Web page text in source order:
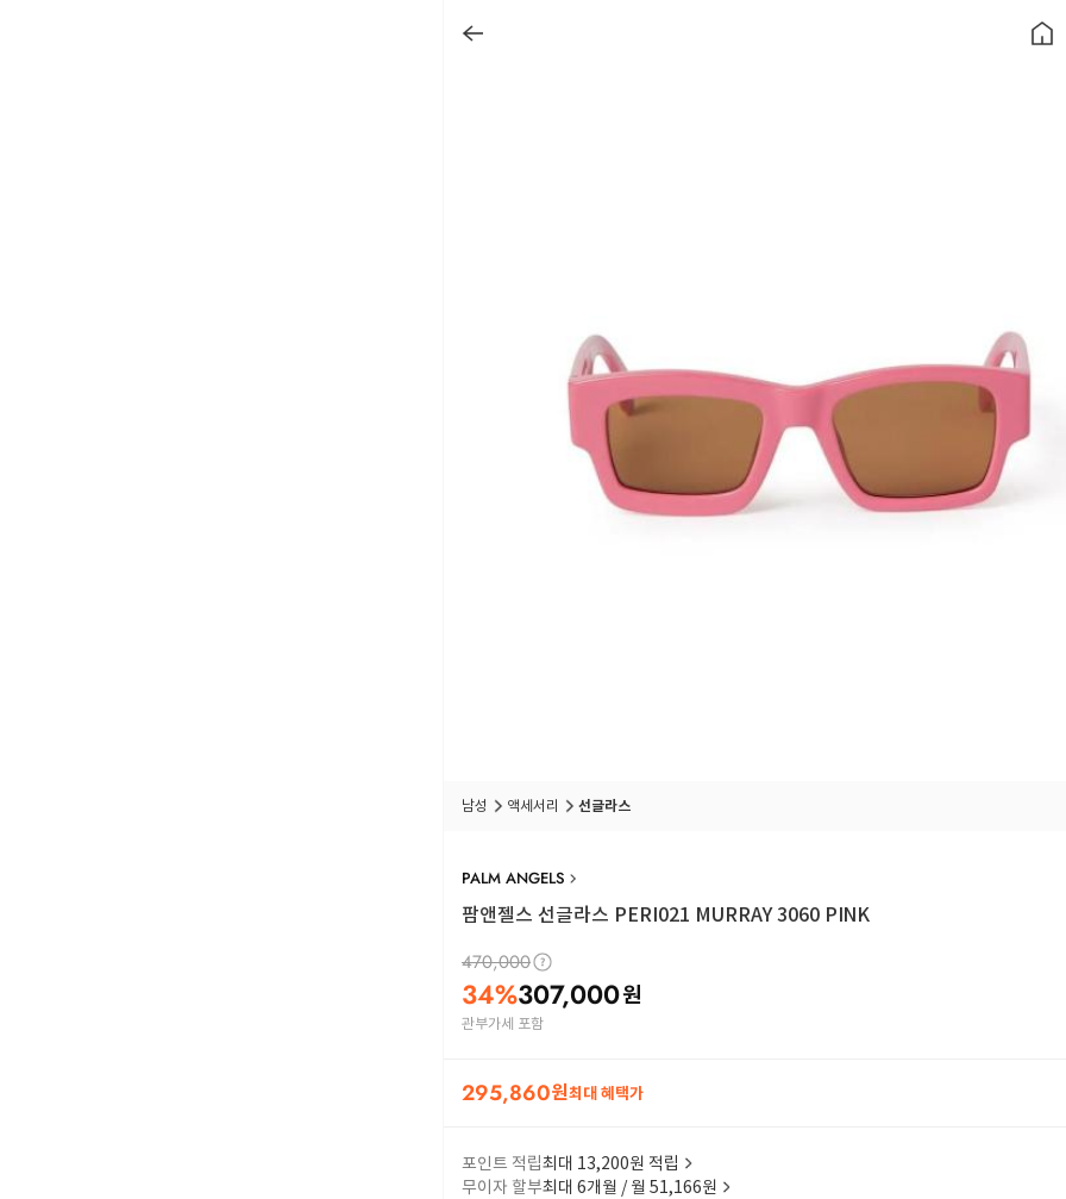
남성 액세서리 선글라스
PALM ANGELS
팜앤젤스 선글라스 PERI021 MURRAY 3060 PINK
470,000
34%307,000원
관부가세 포함
295,860원최대 혜택가
포인트 적립최대 13,200원 적립
무이자 할부최대 6개월 / 월 51,166원